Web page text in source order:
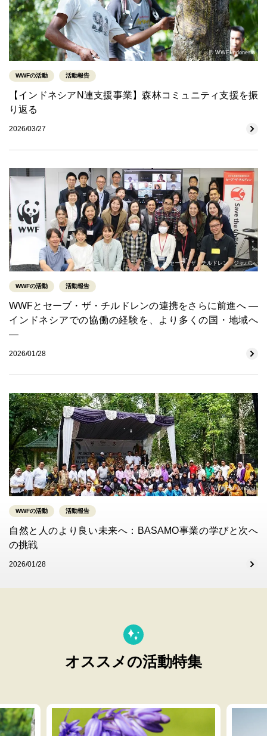
© WWF-Indonesia
WWFの活動 活動報告
【インドネシアN連支援事業】森林コミュニティ支援を振
り返る
2026/03/27
© セーブ・ザ・チルドレン・ジャパン
WWFの活動 活動報告
WWFとセーブ・ザ・チルドレンの連携をさらに前進へ ―
インドネシアでの協働の経験を、より多くの国・地域へ
―
2026/01/28
©WWF-Indonesia
WWFの活動 活動報告
自然と人のより良い未来へ：BASAMO事業の学びと次へ
の挑戦
2026/01/28
オススメの活動特集